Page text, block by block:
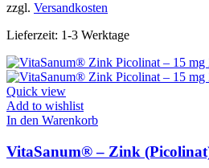
zzgl. Versandkosten
Lieferzeit: 1-3 Werktage
Quick view
Add to wishlist
In den Warenkorb
VitaSanum® – Zink